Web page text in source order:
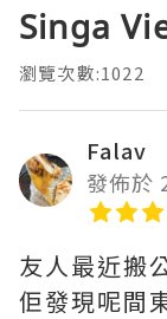
Singa
瀏覽次數:1022
Falav
發佈於
友人最近搬
佢發現呢間